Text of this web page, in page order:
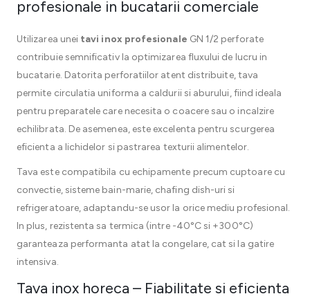
profesionale in bucatarii comerciale
Utilizarea unei tavi inox profesionale GN 1/2 perforate
contribuie semnificativ la optimizarea fluxului de lucru in
bucatarie. Datorita perforatiilor atent distribuite, tava
permite circulatia uniforma a caldurii si aburului, fiind ideala
pentru preparatele care necesita o coacere sau o incalzire
echilibrata. De asemenea, este excelenta pentru scurgerea
eficienta a lichidelor si pastrarea texturii alimentelor.
Tava este compatibila cu echipamente precum cuptoare cu
convectie, sisteme bain-marie, chafing dish-uri si
refrigeratoare, adaptandu-se usor la orice mediu profesional.
In plus, rezistenta sa termica (intre -40°C si +300°C)
garanteaza performanta atat la congelare, cat si la gatire
intensiva.
Tava inox horeca – Fiabilitate si eficienta